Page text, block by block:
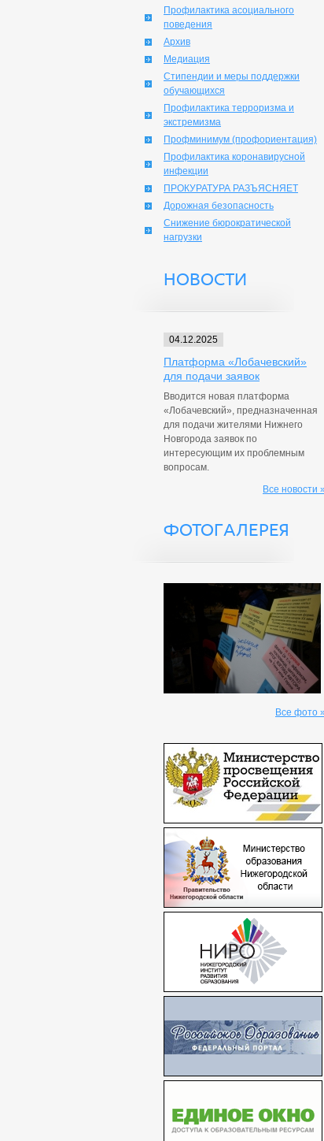
Профилактика асоциального
поведения
Архив
Медиация
Стипендии и меры поддержки
обучающихся
Профилактика терроризма и
экстремизма
Профминимум (профориентация)
Профилактика коронавирусной
инфекции
ПРОКУРАТУРА РАЗЪЯСНЯЕТ
Дорожная безопасность
Снижение бюрократической
нагрузки
НОВОСТИ
04.12.2025
Платформа «Лобачевский»
для подачи заявок
Вводится новая платформа
«Лобачевский», предназначенная
для подачи жителями Нижнего
Новгорода заявок по
интересующим их проблемным
вопросам.
Все новости »
ФОТОГАЛЕРЕЯ
Все фото »